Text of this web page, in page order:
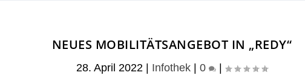
NEUES MOBILITÄTSANGEBOT IN „REDY“
28. April 2022| Infothek| 0 |